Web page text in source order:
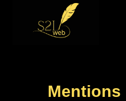
Mentions